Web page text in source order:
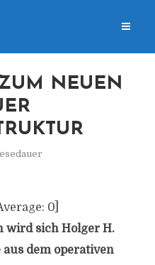
NEUEN
0]
wird sich Holger H.
dem operativen